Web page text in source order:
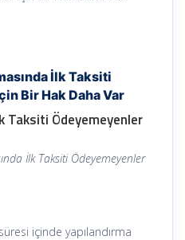
İlk Taksiti
Bir Hak Daha Var
Taksiti Ödeyemeyenler
İlk Taksiti Ödeyemeyenler
içinde yapılandırma